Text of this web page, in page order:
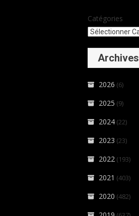
Catégories
Archives
2026 (6)
2025 (9)
2024 (22)
2023 (23)
2022 (193)
2021 (403)
2020 (482)